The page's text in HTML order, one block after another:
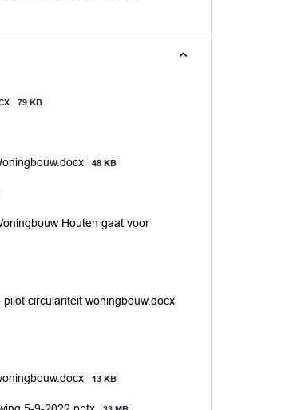
79 KB
48 KB
Houten gaat voor
circulariteit woningbouw.docx
13 KB